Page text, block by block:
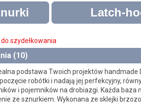
Latch-
szydełkowania
(10)
podstawa Twoich projektów
robótki i nadają jej perfekcyjny,
i pojemników na drobiazgi. Każda
ze sznurkiem. Wykonana ze sklejki